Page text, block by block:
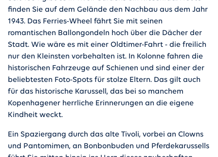
finden Sie auf dem Gelände den Nachbau aus dem Jahr
1943. Das Ferries-Wheel fährt Sie mit seinen
romantischen Ballongondeln hoch über die Dächer der
Stadt. Wie wäre es mit einer Oldtimer-Fahrt - die freilich
nur den Kleinsten vorbehalten ist. In Kolonne fahren die
historischen Fahrzeuge auf Schienen und sind einer der
beliebtesten Foto-Spots für stolze Eltern. Das gilt auch
für das historische Karussell, das bei so manchem
Kopenhagener herrliche Erinnerungen an die eigene
Kindheit weckt.
Ein Spaziergang durch das alte Tivoli, vorbei an Clowns
und Pantomimen, an Bonbonbuden und Pferdekarussells